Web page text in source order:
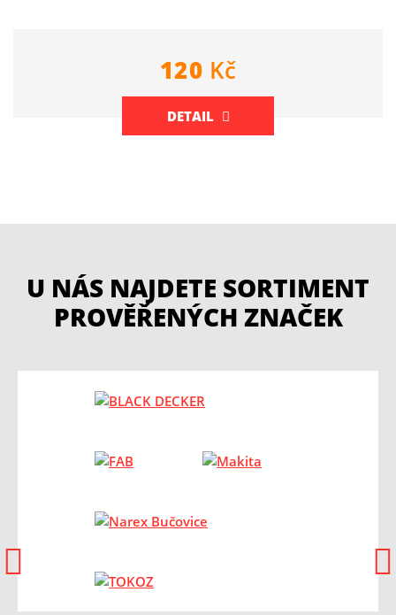
120 Kč
DETAIL
U NÁS NAJDETE SORTIMENT
PROVĚŘENÝCH ZNAČEK